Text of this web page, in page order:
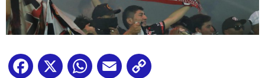
Facebook
X WhatsApp
Email